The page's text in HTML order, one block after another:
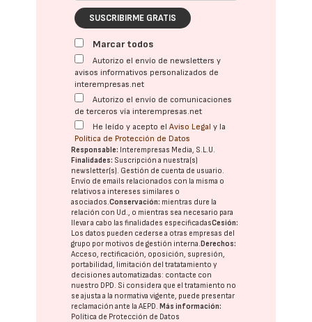
SUSCRIBIRME GRATIS
Marcar todos
Autorizo el envío de newsletters y
avisos informativos personalizados de
interempresas.net
Autorizo el envío de comunicaciones
de terceros vía interempresas.net
He leído y acepto elAviso Legal y la
Política de Protección de Datos
Responsable: Interempresas Media, S.L.U.
Finalidades: Suscripción a nuestra(s)
newsletter(s). Gestión de cuenta de usuario.
Envío de emails relacionados con la misma o
relativos a intereses similares o
asociados.Conservación: mientras dure la
relación con Ud., o mientras sea necesario para
llevar a cabo las finalidades especificadasCesión:
Los datos pueden cederse a otras empresas del
grupo por motivos de gestión interna.Derechos:
Acceso, rectificación, oposición, supresión,
portabilidad, limitación del tratatamiento y
decisiones automatizadas: contacte con
nuestro DPD. Si considera que el tratamiento no
se ajusta a la normativa vigente, puede presentar
reclamación ante laAEPD.Más información:
Política de Protección de Datos